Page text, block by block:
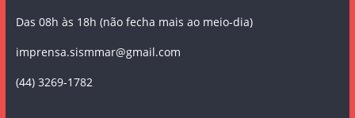
Das 08h às 18h (não fecha mais ao meio-dia)
imprensa.sismmar@gmail.com
(44) 3269-1782